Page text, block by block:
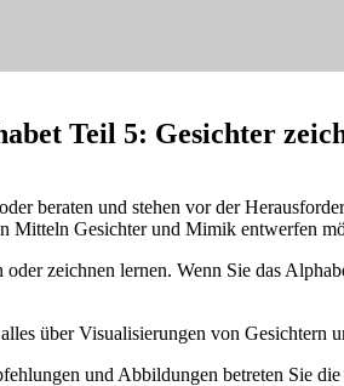
Teil 5: Gesichter
beraten und stehen vor der
Mitteln Gesichter und Mimik entwerfen
oder zeichnen lernen. Wenn Sie das
über Visualisierungen von Gesichtern
und Abbildungen betreten Sie